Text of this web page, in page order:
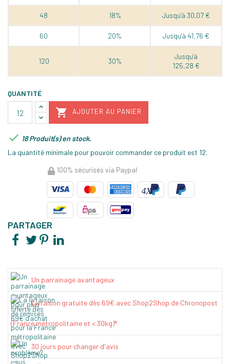
48 18% Jusqu'à 30,07 €
60 20% Jusqu'à 41,76 €
120 30%
Jusqu'à
125,28 €
QUANTITÉ
 AJOUTER AU PANIER
 18 Produit(s) en stock.
La quantité minimale pour pouvoir commander ce produit est 12.
100% sécurisés via Paypal
PARTAGER
Un parrainage avantageux
Livraison gratuite dès 69€ avec Shop2Shop de Chronopost
(France métropolitaine et < 30kg)*
30 jours pour changer d'avis